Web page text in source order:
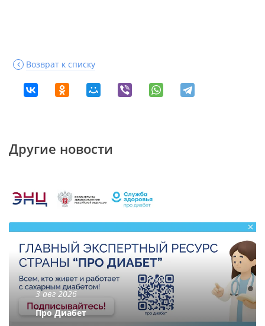
Возврат к списку
Другие новости
3 авг 2026
Про Диабет